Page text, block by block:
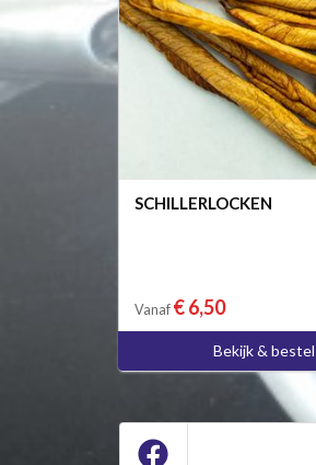
SCHILLERLOCKEN
Vanaf € 6,50
Bekijk & bestel